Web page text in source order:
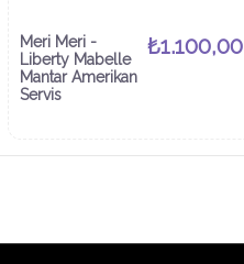
Meri Meri -
Liberty Mabelle
Mantar Amerikan
Servis
₺1.100,00